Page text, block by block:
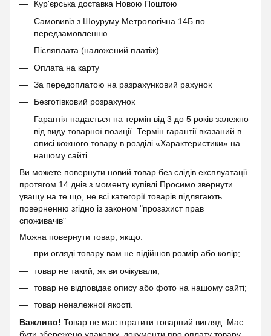
Кур'єрська доставка Новою Поштою
Самовивіз з Шоуруму Метрологічна 14Б по
передзамовленню
Післяплата (наложений платіж)
Оплата на карту
За передоплатою на разрахунковий рахунок
Безготівковий розрахунок
Гарантія надається на термін від 3 до 5 років залежно
від виду товарної позиції. Термін гарантії вказаний в
описі кожного товару в розділі «Характеристики» на
нашому сайті.
Ви можете повернути новий товар без слідів експлуатації
протягом 14 днів з моменту купівлі.Просимо звернути
уващу на те що, не всі категорії товарів підлягають
поверненню згідно із законом "прозахист прав
споживачів"
Можна повернути товар, якщо:
при огляді товару вам не підійшов розмір або колір;
товар не такий, як ви очікували;
товар не відповідає опису або фото на нашому сайті;
товар неналежної якості.
Важливо! Товар не має втратити товарний вигляд. Має
бути збережено упаковку, документи про оплату товару,